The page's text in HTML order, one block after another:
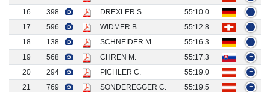
16
398 DREXLER S. 55:10.0
+
17
596 WIDMER B. 55:12.8
+
18
138 SCHNEIDER M. 55:16.3
+
19
568 CHREN M. 55:17.3
+
20
294 PICHLER C. 55:19.0
+
21
769 SONDEREGGER C. 55:19.5
+